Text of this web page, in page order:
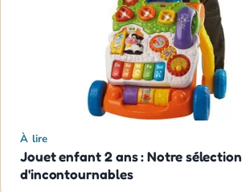
À lire
Jouet enfant 2 ans : Notre sélection
d'incontournables